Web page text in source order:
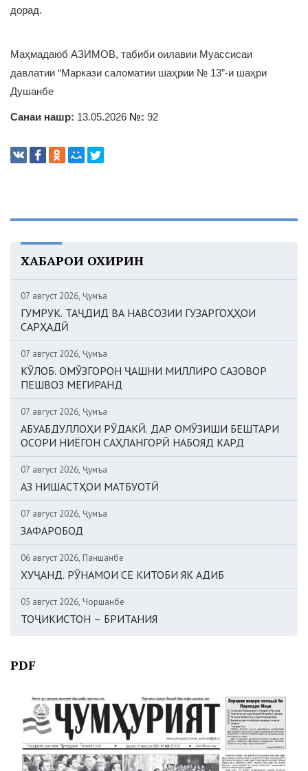
дорад.
Маҳмадаюб АЗИМОВ, табиби оилавии Муассисаи
давлатии “Маркази саломатии шаҳрии № 13”-и шаҳри
Душанбе
Санаи нашр: 13.05.2026 №: 92
ХАБАРҲОИ ОХИРИН
07 август 2026, Ҷумъа
ГУМРУК. ТАҶДИД ВА НАВСОЗИИ ГУЗАРГОҲҲОИ
САРҲАДӢ
07 август 2026, Ҷумъа
КӮЛОБ. ОМӮЗГОРОН ҶАШНИ МИЛЛИРО САЗОВОР
ПЕШВОЗ МЕГИРАНД
07 август 2026, Ҷумъа
АБУАБДУЛЛОҲИ РӮДАКӢ. ДАР ОМӮЗИШИ БЕШТАРИ
ОСОРИ НИЁГОН САҲЛАНГОРӢ НАБОЯД КАРД
07 август 2026, Ҷумъа
АЗ НИШАСТҲОИ МАТБУОТӢ
07 август 2026, Ҷумъа
ЗАФАРОБОД
06 август 2026, Панҷшанбе
ХУҶАНД. РӮНАМОИ СЕ КИТОБИ ЯК АДИБ
05 август 2026, Чоршанбе
ТОҶИКИСТОН – БРИТАНИЯ
PDF